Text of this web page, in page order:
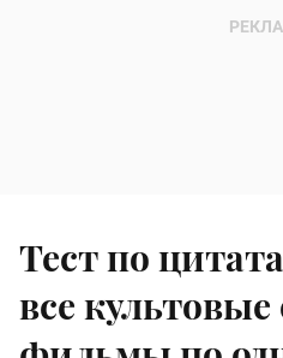
Тест по
все культовые